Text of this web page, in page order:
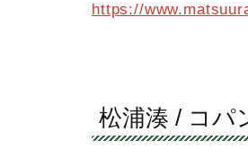
https://
松浦湊 / コパ